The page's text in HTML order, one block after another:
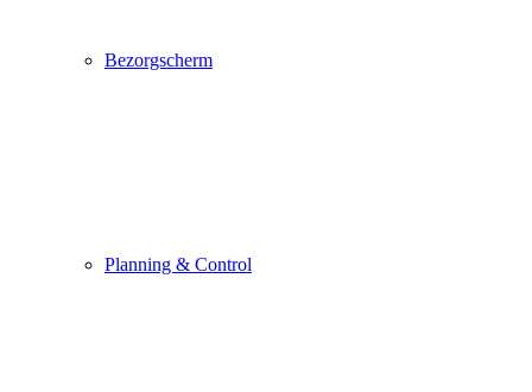
Bezorgscherm
Planning & Control